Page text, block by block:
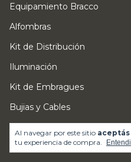
Al navegar por este sitio
tu experiencia de compra.
Equipamiento Bracco
Alfombras
Kit de Distribución
Iluminación
Kit de Embragues
Bujias y Cables
¡Conocenos mejor!